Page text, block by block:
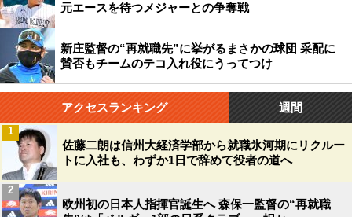
元エースを待つメジャーとの争奪戦
新庄監督の“再就職先”に挙がるまさかの球団 采配に
賛否もチームのテコ入れ役にうってつけ
アクセスランキング 週間
佐藤二朗は信州大経済学部から就職氷河期にリクルー
トに入社も、わずか1日で辞めて役者の道へ
1
欧州初の日本人指揮官誕生へ 森保一監督の“再就職
2